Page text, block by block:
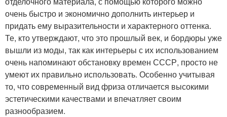
очень быстро и экономично дополнить интерьер и
придать ему выразительности и характерного оттенка.
Те, кто утверждают, что это прошлый век, и бордюры уже
вышли из моды, так как интерьеры с их использованием
очень напоминают обстановку времен СССР, просто не
умеют их правильно использовать. Особенно учитывая
то, что современный вид фриза отличается высокими
эстетическими качествами и впечатляет своим
разнообразием.